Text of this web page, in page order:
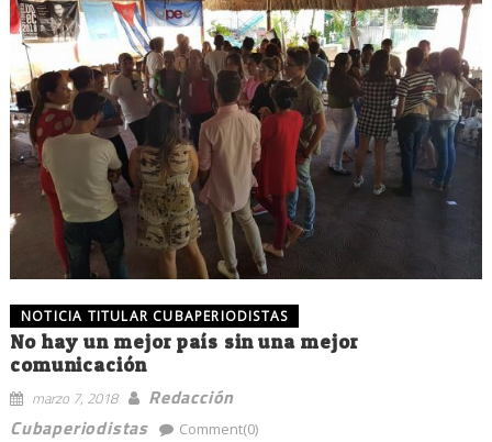
NOTICIA TITULAR CUBAPERIODISTAS
No hay un mejor país sin una mejor
comunicación
marzo 7, 2018
Redacción
Cubaperiodistas
Comment(0)